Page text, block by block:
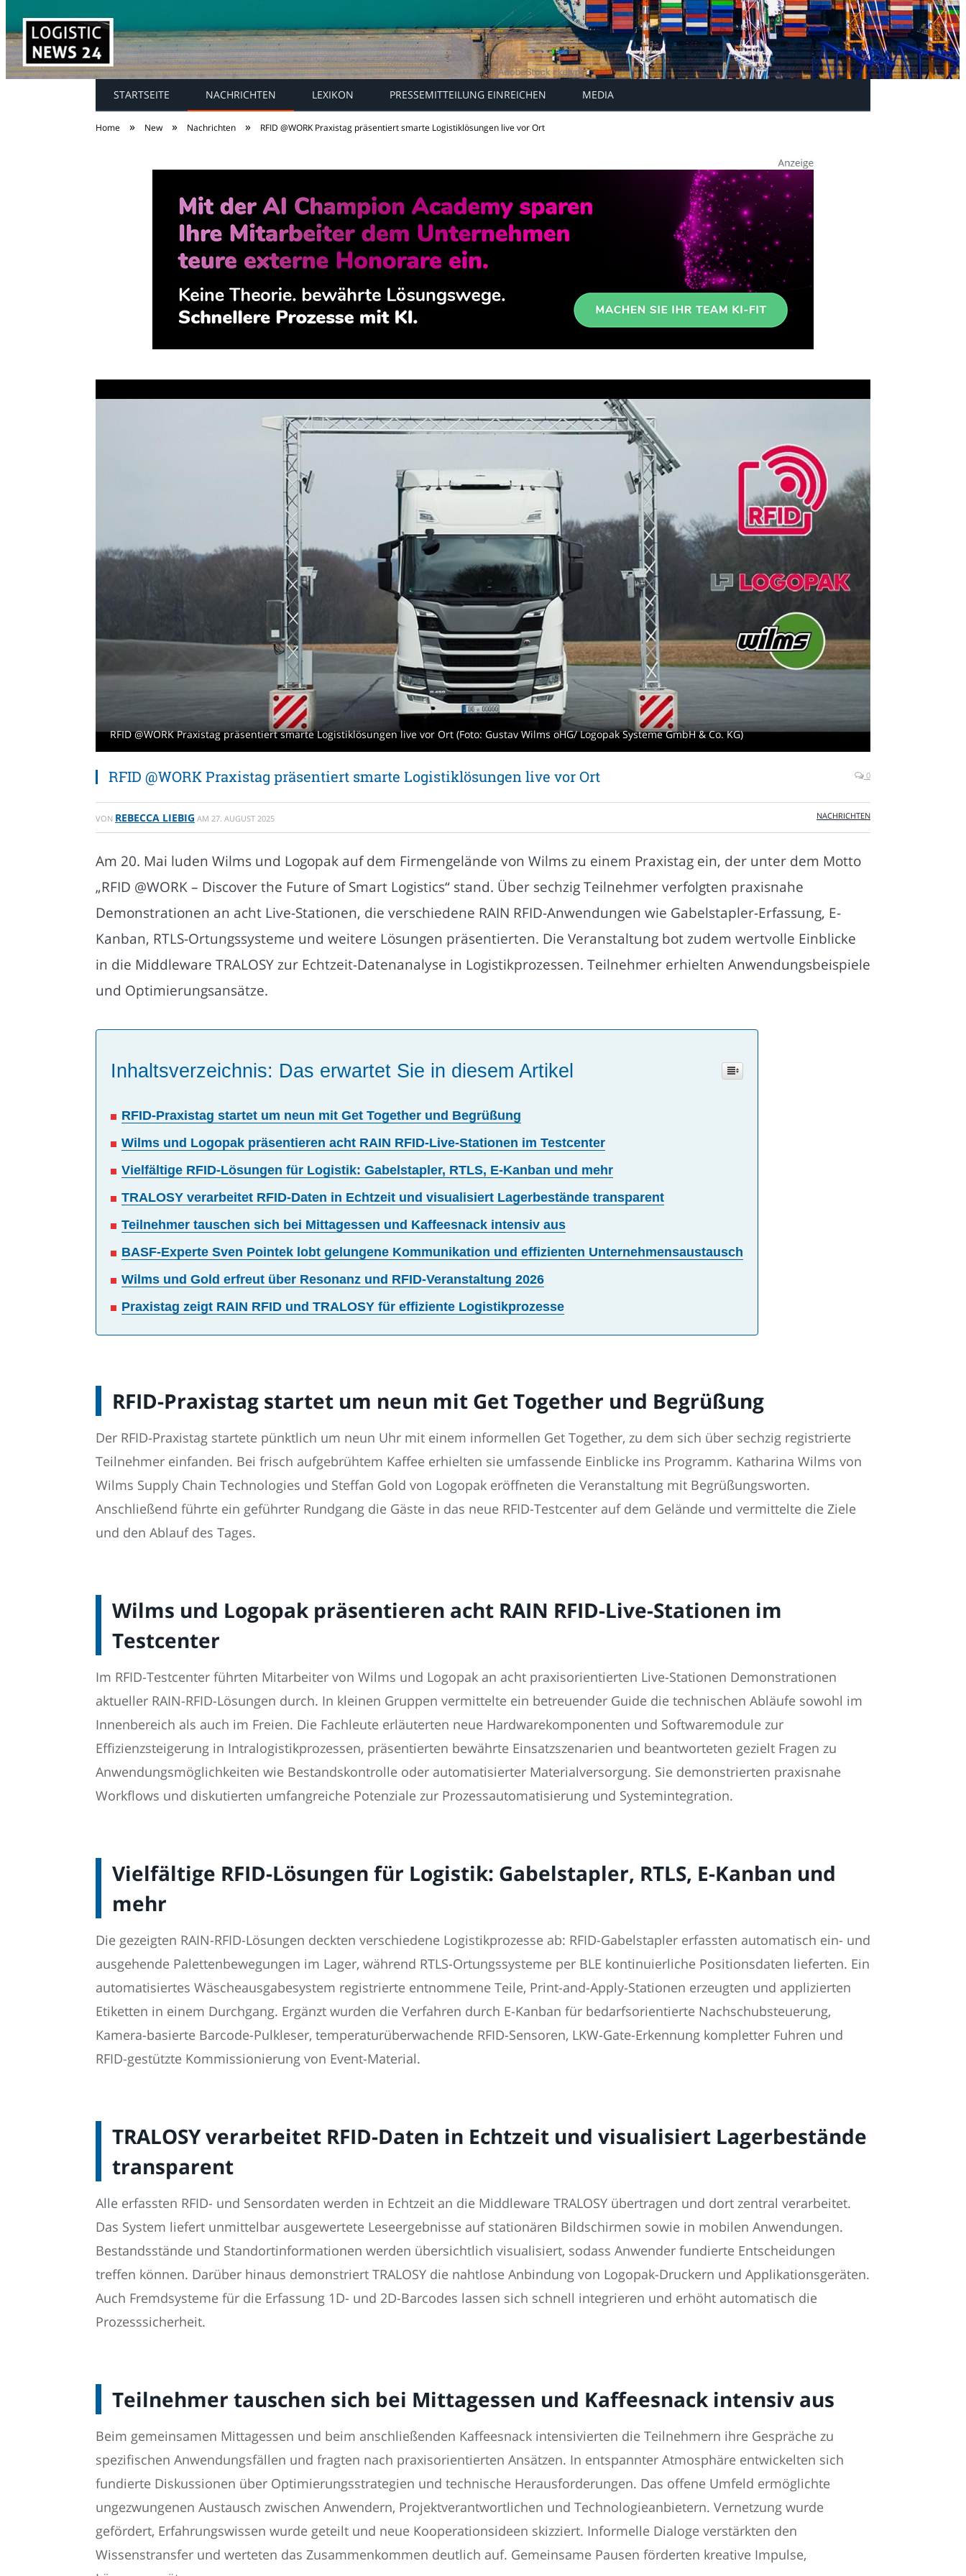
STARTSEITE NACHRICHTEN LEXIKON PRESSEMITTEILUNG EINREICHEN MEDIA
Home » New » Nachrichten » RFID @WORK Praxistag präsentiert smarte Logistiklösungen live vor Ort
RFID @WORK Praxistag präsentiert smarte Logistiklösungen live vor Ort (Foto: Gustav Wilms oHG/ Logopak Systeme GmbH & Co. KG)
RFID @WORK Praxistag präsentiert smarte Logistiklösungen live vor Ort 0
VON REBECCA LIEBIG AM 27. AUGUST 2025 NACHRICHTEN
Am 20. Mai luden Wilms und Logopak auf dem Firmengelände von Wilms zu einem Praxistag ein, der unter dem Motto
„RFID @WORK – Discover the Future of Smart Logistics“ stand. Über sechzig Teilnehmer verfolgten praxisnahe
Demonstrationen an acht Live-Stationen, die verschiedene RAIN RFID-Anwendungen wie Gabelstapler-Erfassung, E-
Kanban, RTLS-Ortungssysteme und weitere Lösungen präsentierten. Die Veranstaltung bot zudem wertvolle Einblicke
in die Middleware TRALOSY zur Echtzeit-Datenanalyse in Logistikprozessen. Teilnehmer erhielten Anwendungsbeispiele
und Optimierungsansätze.
Inhaltsverzeichnis: Das erwartet Sie in diesem Artikel
RFID-Praxistag startet um neun mit Get Together und Begrüßung
Wilms und Logopak präsentieren acht RAIN RFID-Live-Stationen im Testcenter
Vielfältige RFID-Lösungen für Logistik: Gabelstapler, RTLS, E-Kanban und mehr
TRALOSY verarbeitet RFID-Daten in Echtzeit und visualisiert Lagerbestände transparent
Teilnehmer tauschen sich bei Mittagessen und Kaffeesnack intensiv aus
BASF-Experte Sven Pointek lobt gelungene Kommunikation und effizienten Unternehmensaustausch
Wilms und Gold erfreut über Resonanz und RFID-Veranstaltung 2026
Praxistag zeigt RAIN RFID und TRALOSY für effiziente Logistikprozesse
RFID-Praxistag startet um neun mit Get Together und Begrüßung
Der RFID-Praxistag startete pünktlich um neun Uhr mit einem informellen Get Together, zu dem sich über sechzig registrierte
Teilnehmer einfanden. Bei frisch aufgebrühtem Kaffee erhielten sie umfassende Einblicke ins Programm. Katharina Wilms von
Wilms Supply Chain Technologies und Steffan Gold von Logopak eröffneten die Veranstaltung mit Begrüßungsworten.
Anschließend führte ein geführter Rundgang die Gäste in das neue RFID-Testcenter auf dem Gelände und vermittelte die Ziele
und den Ablauf des Tages.
Wilms und Logopak präsentieren acht RAIN RFID-Live-Stationen im
Testcenter
Im RFID-Testcenter führten Mitarbeiter von Wilms und Logopak an acht praxisorientierten Live-Stationen Demonstrationen
aktueller RAIN-RFID-Lösungen durch. In kleinen Gruppen vermittelte ein betreuender Guide die technischen Abläufe sowohl im
Innenbereich als auch im Freien. Die Fachleute erläuterten neue Hardwarekomponenten und Softwaremodule zur
Effizienzsteigerung in Intralogistikprozessen, präsentierten bewährte Einsatzszenarien und beantworteten gezielt Fragen zu
Anwendungsmöglichkeiten wie Bestandskontrolle oder automatisierter Materialversorgung. Sie demonstrierten praxisnahe
Workflows und diskutierten umfangreiche Potenziale zur Prozessautomatisierung und Systemintegration.
Vielfältige RFID-Lösungen für Logistik: Gabelstapler, RTLS, E-Kanban und
mehr
Die gezeigten RAIN-RFID-Lösungen deckten verschiedene Logistikprozesse ab: RFID-Gabelstapler erfassten automatisch ein- und
ausgehende Palettenbewegungen im Lager, während RTLS-Ortungssysteme per BLE kontinuierliche Positionsdaten lieferten. Ein
automatisiertes Wäscheausgabesystem registrierte entnommene Teile, Print-and-Apply-Stationen erzeugten und applizierten
Etiketten in einem Durchgang. Ergänzt wurden die Verfahren durch E-Kanban für bedarfsorientierte Nachschubsteuerung,
Kamera-basierte Barcode-Pulkleser, temperaturüberwachende RFID-Sensoren, LKW-Gate-Erkennung kompletter Fuhren und
RFID-gestützte Kommissionierung von Event-Material.
TRALOSY verarbeitet RFID-Daten in Echtzeit und visualisiert Lagerbestände
transparent
Alle erfassten RFID- und Sensordaten werden in Echtzeit an die Middleware TRALOSY übertragen und dort zentral verarbeitet.
Das System liefert unmittelbar ausgewertete Leseergebnisse auf stationären Bildschirmen sowie in mobilen Anwendungen.
Bestandsstände und Standortinformationen werden übersichtlich visualisiert, sodass Anwender fundierte Entscheidungen
treffen können. Darüber hinaus demonstriert TRALOSY die nahtlose Anbindung von Logopak-Druckern und Applikationsgeräten.
Auch Fremdsysteme für die Erfassung 1D- und 2D-Barcodes lassen sich schnell integrieren und erhöht automatisch die
Prozesssicherheit.
Teilnehmer tauschen sich bei Mittagessen und Kaffeesnack intensiv aus
Beim gemeinsamen Mittagessen und beim anschließenden Kaffeesnack intensivierten die Teilnehmern ihre Gespräche zu
spezifischen Anwendungsfällen und fragten nach praxisorientierten Ansätzen. In entspannter Atmosphäre entwickelten sich
fundierte Diskussionen über Optimierungsstrategien und technische Herausforderungen. Das offene Umfeld ermöglichte
ungezwungenen Austausch zwischen Anwendern, Projektverantwortlichen und Technologieanbietern. Vernetzung wurde
gefördert, Erfahrungswissen wurde geteilt und neue Kooperationsideen skizziert. Informelle Dialoge verstärkten den
Wissenstransfer und werteten das Zusammenkommen deutlich auf. Gemeinsame Pausen förderten kreative Impulse,